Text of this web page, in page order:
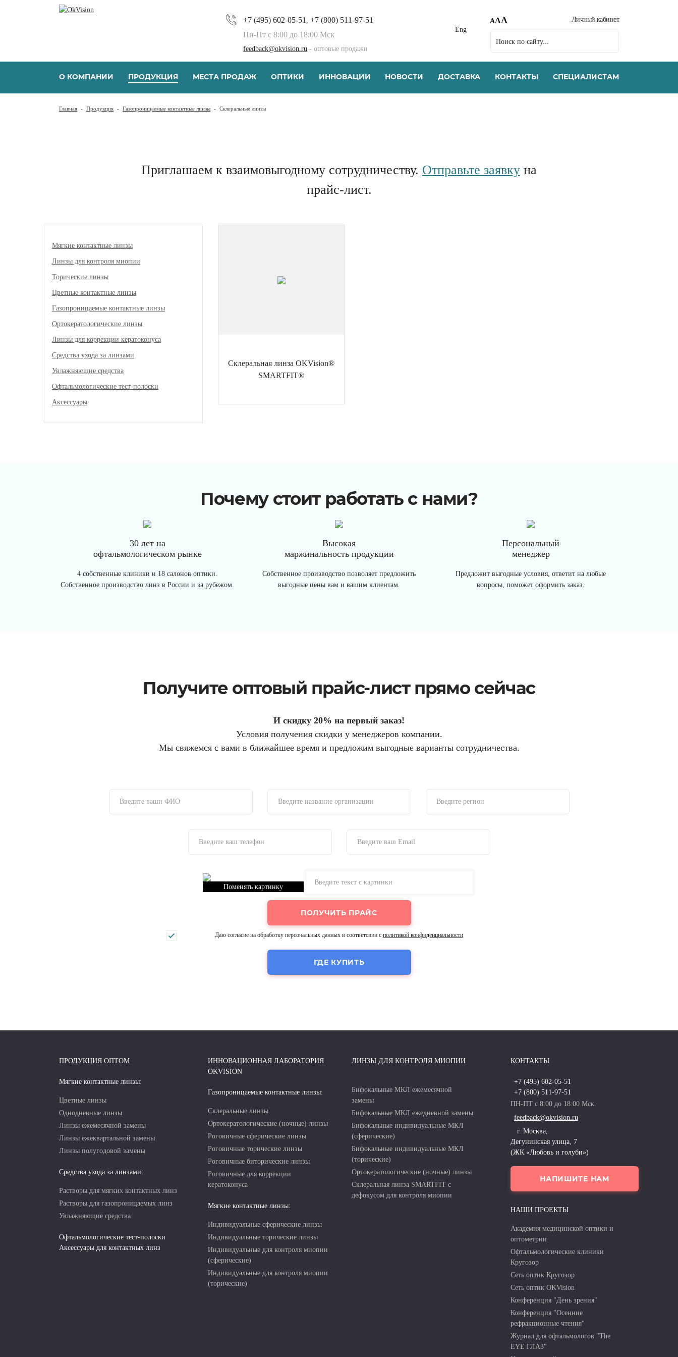
+7 (495) 602-05-51 , +7 (800) 511-97-51
Пн-Пт с 8:00 до 18:00 Мск
feedback@okvision.ru - оптовые продажи
Eng
AAA Личный кабинет
О КОМПАНИИ ПРОДУКЦИЯ МЕСТА ПРОДАЖ ОПТИКИ ИННОВАЦИИ НОВОСТИ ДОСТАВКА КОНТАКТЫ СПЕЦИАЛИСТАМ
Главная - Продукция - Газопроницаемые контактные линзы - Склеральные линзы
Приглашаем к взаимовыгодному сотрудничеству. Отправьте заявку на
прайс-лист.
Мягкие контактные линзы
Линзы для контроля миопии
Торические линзы
Цветные контактные линзы
Газопроницаемые контактные линзы
Ортокератологические линзы
Линзы для коррекции кератоконуса
Средства ухода за линзами
Увлажняющие средства
Офтальмологические тест-полоски
Аксессуары
Склеральная линза OKVision®
SMARTFIT®
Почему стоит работать с нами?
30 лет на
офтальмологическом рынке
4 собственные клиники и 18 салонов оптики.
Собственное производство линз в России и за рубежом.
Высокая
маржинальность продукции
Собственное производство позволяет предложить
выгодные цены вам и вашим клиентам.
Персональный
менеджер
Предложит выгодные условия, ответит на любые
вопросы, поможет оформить заказ.
Получите оптовый прайс-лист прямо сейчас
И скидку 20% на первый заказ!
Условия получения скидки у менеджеров компании.
Мы свяжемся с вами в ближайшее время и предложим выгодные варианты сотрудничества.
Поменять картинку
Даю согласие на обработку персональных данных в соответсвии с политикой конфиденциальности
ГДЕ КУПИТЬ
ПРОДУКЦИЯ ОПТОМ
Мягкие контактные линзы:
Цветные линзы
Однодневные линзы
Линзы ежемесячной замены
Линзы ежеквартальной замены
Линзы полугодовой замены
Средства ухода за линзами:
Растворы для мягких контактных линз
Растворы для газопроницаемых линз
Увлажняющие средства
Офтальмологические тест-полоски
Аксессуары для контактных линз
ИННОВАЦИОННАЯ ЛАБОРАТОРИЯ
OKVISION
Газопроницаемые контактные линзы:
Склеральные линзы
Ортокератологические (ночные) линзы
Роговичные сферические линзы
Роговичные торические линзы
Роговичные биторические линзы
Роговичные для коррекции
кератоконуса
Мягкие контактные линзы:
Индивидуальные сферические линзы
Индивидуальные торические линзы
Индивидуальные для контроля миопии
(сферические)
Индивидуальные для контроля миопии
(торические)
ЛИНЗЫ ДЛЯ КОНТРОЛЯ МИОПИИ
Бифокальные МКЛ ежемесячной
замены
Бифокальные МКЛ ежедневной замены
Бифокальные индивидуальные МКЛ
(сферические)
Бифокальные индивидуальные МКЛ
(торические)
Ортокератологические (ночные) линзы
Склеральная линза SMARTFIT с
дефокусом для контроля миопии
КОНТАКТЫ
+7 (495) 602-05-51
+7 (800) 511-97-51
ПН-ПТ с 8:00 до 18:00 Мск.
feedback@okvision.ru
г. Москва,
Дегунинская улица, 7
(ЖК «Любовь и голуби»)
НАПИШИТЕ НАМ
НАШИ ПРОЕКТЫ
Академия медицинской оптики и
оптометрии
Офтальмологические клиники
Кругозор
Сеть оптик Кругозор
Сеть оптик OKVision
Конференция "День зрения"
Конференция "Осенние
рефракционные чтения"
Журнал для офтальмологов "The
EYE ГЛАЗ"